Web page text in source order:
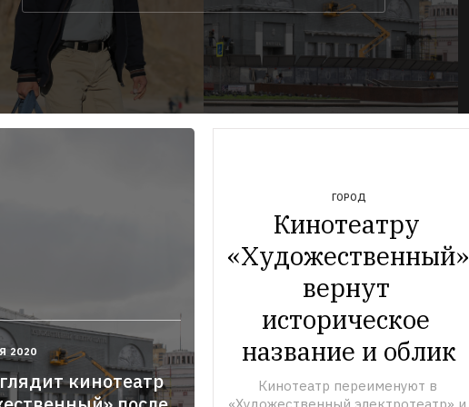
2020
кинотеатр
ГОРОД
Кинотеатру
«Художественный»
вернут
историческое
название и облик
Кинотеатр переименуют в
«Художественный электротеатр» и